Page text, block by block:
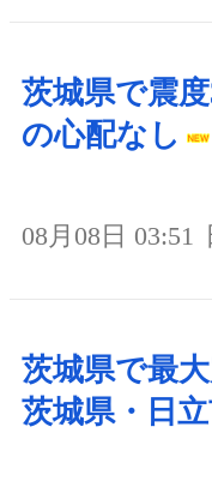
茨城県で震
の心配なし
08月08日 03:51
茨城県で最
茨城県・日